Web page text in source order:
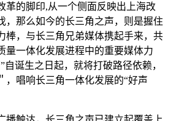
革的脚印,从一个侧面反映出上海改
，那么如今的长三角之声，则是握住
棒，与长三角兄弟媒体携起手来，共
量一体化发展进程中的重要媒体力
自诞生之日起，就将打破路径依赖，
，唱响长三角一体化发展的“好声